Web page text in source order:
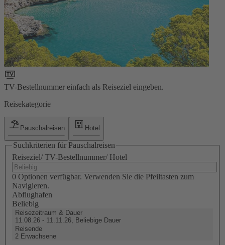
TV-Bestellnummer einfach als Reiseziel eingeben.
Reisekategorie
Pauschalreisen Hotel
Suchkriterien für Pauschalreisen
Reiseziel/ TV-Bestellnummer/ Hotel
0 Optionen verfügbar. Verwenden Sie die Pfeiltasten zum
Navigieren.
Abflughafen
Beliebig
Reisezeitraum & Dauer
11.08.26 - 11.11.26, Beliebige Dauer
Reisende
2 Erwachsene